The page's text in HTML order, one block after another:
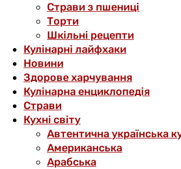
Страви з пшениці
Торти
Шкільні рецепти
Кулінарні лайфхаки
Новини
Здорове харчування
Кулінарна енциклопедія
Страви
Кухні світу
Автентична українська
Американська
Арабська